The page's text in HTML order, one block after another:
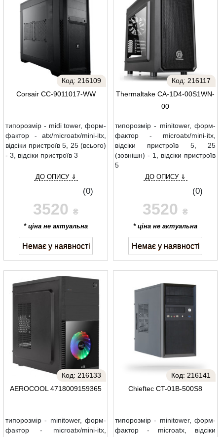
Corsair CC-9011017-WW
Код: 216109
типорозмір - midi tower, форм-
фактор - atx/microatx/mini-itx,
відсіки пристроїв 5, 25 (всього)
- 3, відсіки пристроїв 3
ДО ОПИСУ ⇓
(0)
3520 ₴
* ціна не актуальна
Немає у наявності
Thermaltake CA-1D4-00S1WN-
00
Код: 216117
типорозмір - minitower, форм-
фактор - microatx/mini-itx,
відсіки пристроїв 5, 25
(зовнішн) - 1, відсіки пристроїв
5
ДО ОПИСУ ⇓
(0)
3520 ₴
* ціна не актуальна
Немає у наявності
AEROCOOL 4718009159365
Код: 216133
типорозмір - minitower, форм-
фактор - microatx/mini-itx,
Chieftec CT-01B-500S8
Код: 216141
типорозмір - minitower, форм-
фактор - microatx, відсіки